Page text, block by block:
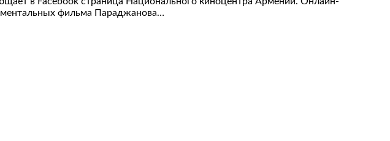
фильма Параджанова…